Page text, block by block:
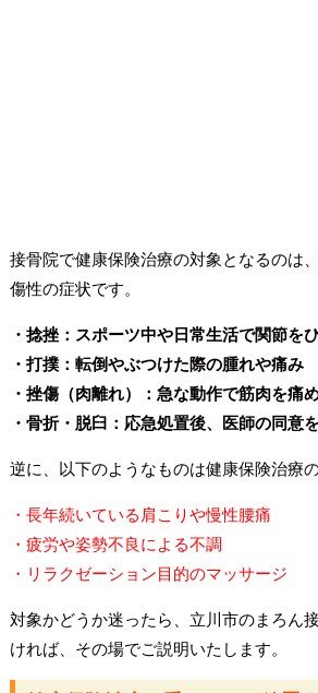
接骨院で健康保険治療の対象となるのは
傷性の症状です。
・捻挫：スポーツ中や日常生活で関節を
・打撲：転倒やぶつけた際の腫れや痛み
・挫傷（肉離れ）：急な動作で筋肉を痛
・骨折・脱臼：応急処置後、医師の同意
逆に、以下のようなものは健康保険治療
・長年続いている肩こりや慢性腰痛
・疲労や姿勢不良による不調
・リラクゼーション目的のマッサージ
対象かどうか迷ったら、立川市のまろん
ければ、その場でご説明いたします。